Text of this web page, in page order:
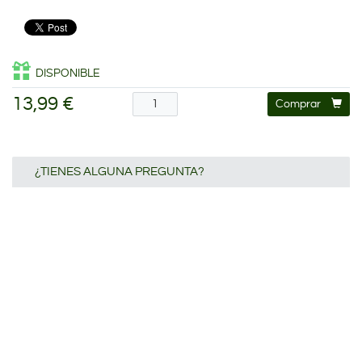
DISPONIBLE
13,99 € Comprar
¿TIENES ALGUNA PREGUNTA?